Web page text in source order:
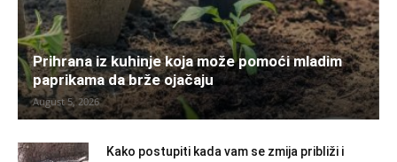
Prihrana iz kuhinje koja može pomoći mladim
paprikama da brže ojačaju
August 5, 2026
Kako postupiti kada vam se zmija približi i